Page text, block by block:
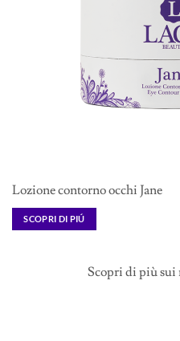
Lozione contorno occhi Jane
SCOPRI DI PIÚ
Scopri di più